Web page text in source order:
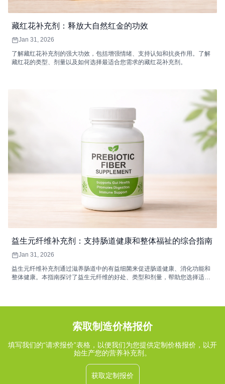
藏红花补充剂：释放大自然红金的功效
Jan 31, 2026
了解藏红花补充剂的强大功效，包括增强情绪、支持认知和抗炎作用。了解
藏红花的类型、剂量以及如何选择最适合您需求的藏红花补充剂。
益生元纤维补充剂：支持肠道健康和整体福祉的综合指南
Jan 31, 2026
益生元纤维补充剂通过滋养肠道中的有益细菌来促进肠道健康、消化功能和
整体健康。本指南探讨了益生元纤维的好处、类型和剂量，帮助您选择适合
索取制造价格报价
填写我们的“请求报价”表格，以便我们为您提供定制价格报价，以开
始生产您的营养补充剂。
获取定制报价